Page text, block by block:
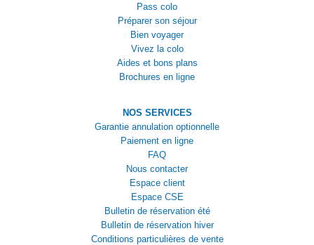
Pass colo
Préparer son séjour
Bien voyager
Vivez la colo
Aides et bons plans
Brochures en ligne
NOS SERVICES
Garantie annulation optionnelle
Paiement en ligne
FAQ
Nous contacter
Espace client
Espace CSE
Bulletin de réservation été
Bulletin de réservation hiver
Conditions particulières de vente